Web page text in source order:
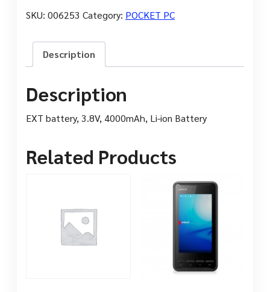
Battery
SKU: 006253 Category: POCKET PC
Description
Description
EXT battery, 3.8V, 4000mAh, Li-ion Battery
Related Products